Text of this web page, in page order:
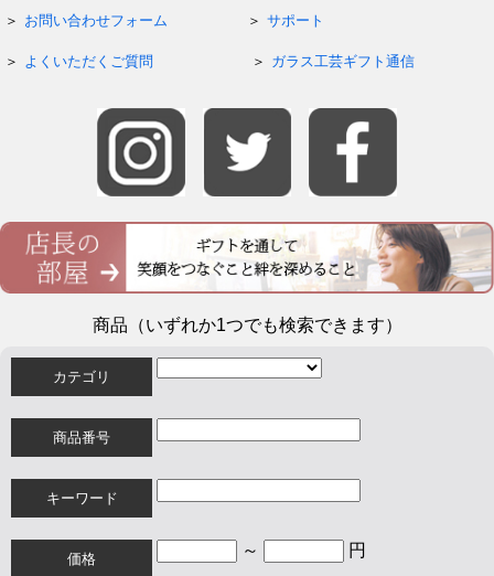
お問い合わせフォーム サポート
よくいただくご質問 ガラス工芸ギフト通信
商品（いずれか1つでも検索できます）
カテゴリ
商品番号
キーワード
価格 ～ 円